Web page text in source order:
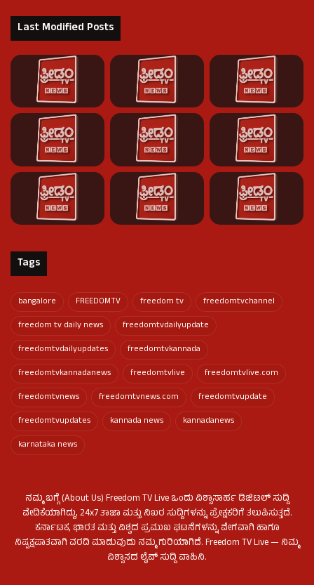
Last Modified Posts
Tags
bangalore FREEDOMTV freedom tv
freedomtvchannel
freedom tv daily news
freedomtvdailyupdate
freedomtvdailyupdates
freedomtvkannada
freedomtvkannadanews
freedomtvlive
freedomtvlive.com
freedomtvnews
freedomtvnews.com
freedomtvupdate
freedomtvupdates
kannada news
kannadanews
karnataka news
ನಮ್ಮ ಬಗ್ಗೆ (About Us) Freedom TV Live ಒಂದು ವಿಶ್ವಾಸಾರ್ಹ ಡಿಜಿಟಲ್ ಸುದ್ದಿ
ವೇದಿಕೆಯಾಗಿದ್ದು, 24x7 ತಾಜಾ ಮತ್ತು ನಿಖರ ಸುದ್ದಿಗಳನ್ನು ಪ್ರೇಕ್ಷಕರಿಗೆ ತಲುಪಿಸುತ್ತದೆ.
ಕರ್ನಾಟಕ, ಭಾರತ ಮತ್ತು ವಿಶ್ವದ ಪ್ರಮುಖ ಘಟನೆಗಳನ್ನು ವೇಗವಾಗಿ ಹಾಗೂ
ನಿಷ್ಪಕ್ಷಪಾತವಾಗಿ ವರದಿ ಮಾಡುವುದು ನಮ್ಮ ಗುರಿಯಾಗಿದೆ. Freedom TV Live — ನಿಮ್ಮ
ವಿಶ್ವಾಸದ ಲೈವ್ ಸುದ್ದಿ ವಾಹಿನಿ.